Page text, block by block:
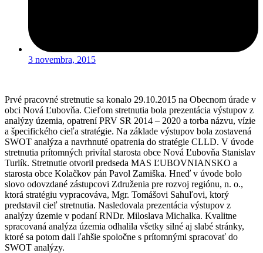
3 novembra, 2015
Prvé pracovné stretnutie sa konalo 29.10.2015 na Obecnom úrade v
obci Nová Ľubovňa. Cieľom stretnutia bola prezentácia výstupov z
analýzy územia, opatrení PRV SR 2014 – 2020 a torba názvu, vízie
a špecifického cieľa stratégie. Na základe výstupov bola zostavená
SWOT analýza a navrhnuté opatrenia do stratégie CLLD. V úvode
stretnutia prítomných privítal starosta obce Nová Ľubovňa Stanislav
Turlík. Stretnutie otvoril predseda MAS ĽUBOVNIANSKO a
starosta obce Kolačkov pán Pavol Zamiška. Hneď v úvode bolo
slovo odovzdané zástupcovi Združenia pre rozvoj regiónu, n. o.,
ktorá stratégiu vypracováva, Mgr. Tomášovi Sahuľovi, ktorý
predstavil cieľ stretnutia. Nasledovala prezentácia výstupov z
analýzy územie v podaní RNDr. Miloslava Michalka. Kvalitne
spracovaná analýza územia odhalila všetky silné aj slabé stránky,
ktoré sa potom dali ľahšie spoločne s prítomnými spracovať do
SWOT analýzy.